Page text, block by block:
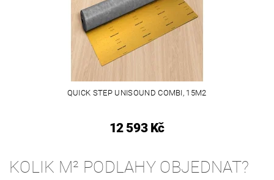
QUICK STEP UNISOUND COMBI, 15M2
12 593 Kč
KOLIK M² PODLAHY OBJEDNAT?